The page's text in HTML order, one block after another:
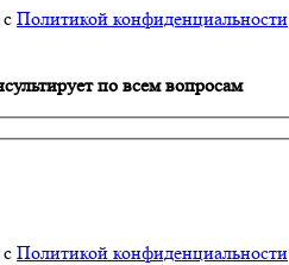
Политикой конфиденциальности
по всем вопросам
Политикой конфиденциальности